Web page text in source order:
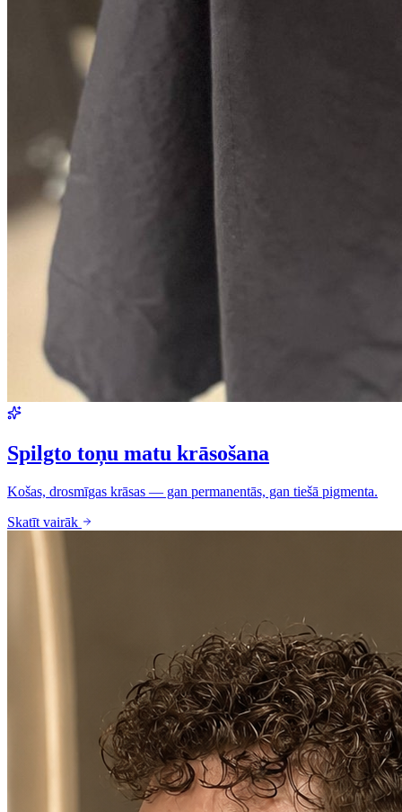
Spilgto toņu matu krāsošana
Košas, drosmīgas krāsas — gan permanentās, gan tiešā pigmenta.
Skatīt vairāk